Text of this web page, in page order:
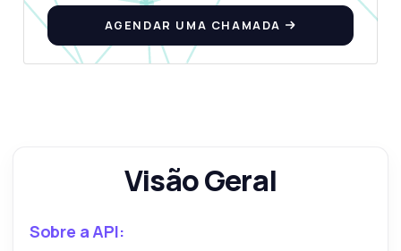
AGENDAR UMA CHAMADA
Visão Geral
Sobre a API:
endpoints, preços, dicas de integração, o
que precisar.
Como envio URLs de imagens para
O que acontece se as imagens não forem
O que esta API pode fazer?